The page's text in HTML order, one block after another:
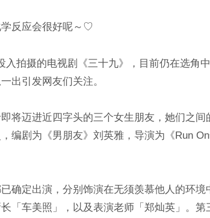
反应会很好呢～♡
入拍摄的电视剧《三十九》，目前仍在选角
出引发网友们关注。
即将迈进近四字头的三个女生朋友，她们之间
编剧为《男朋友》刘英雅，导演为《Run
确定出演，分别饰演在无须羡慕他人的环境
「车美照」，以及表演老师「郑灿英」。第